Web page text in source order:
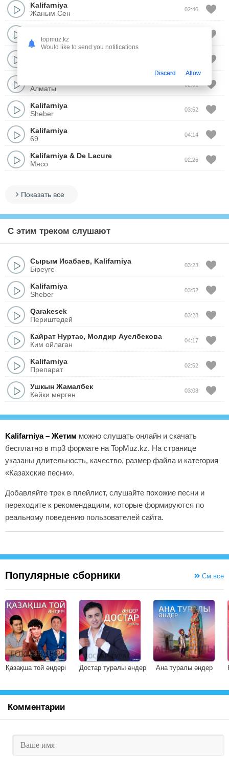
Kalifarniya
Жаным Сен
02:46
Балауса
Алматы
02:01
Kalifarniya
Sheber
03:52
Kalifarniya
69
04:14
Kalifarniya & De Lacure
Мясо
02:26
Показать все
С этим треком слушают
Сырым Исабаев, Kalifarniya
Біреуге
03:23
Kalifarniya
Sheber
03:52
Qarakesek
Периштедей
03:28
Кайрат Нуртас, Молдир Ауелбекова
Ким ойлаган
04:17
Kalifarniya
Препарат
02:52
Ушкын Жамалбек
Кейки мерген
03:08
Kalifarniya – Жетим можно слушать онлайн и скачать
бесплатно в mp3 формате на TopMuz.kz. На странице
указаны длительность, качество, размер файла и категория
«Казахские песни».
Добавляйте трек в плейлист, слушайте похожие песни и
переходите к рекомендациям, которые формируются по
реальному поведению пользователей сайта.
Популярные сборники См.все
Қазақша той әндері Достар туралы әндер Ана туралы әндер
Комментарии
topmuz.kz
Would like to send you notifications
Discard Allow